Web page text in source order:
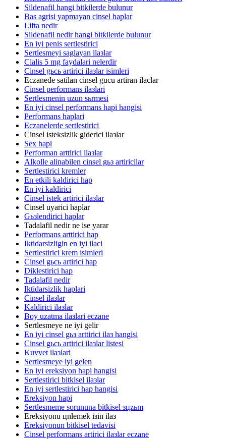
Sildenafil hangi bitkilerde bulunur
Bas agrisi yapmayan cinsel haplar
Lifta nedir
Sildenafil nedir hangi bitkilerde bulunur
En iyi penis sertlestirici
Sertlesmeyi saglayan ilaзlar
Cialis 5 mg faydalari nelerdir
Cinsel gьcь artirici ilaзlar isimleri
Eczanede satilan cinsel gucu artiran ilaclar
Cinsel performans ilaзlari
Sertlesmenin uzun sьrmesi
En iyi cinsel performans hapi hangisi
Performans haplari
Eczanelerde sertlestirici
Cinsel isteksizlik giderici ilaзlar
Sex hapi
Performan arttirici ilaзlar
Alkolle alinabilen cinsel gьз artiricilar
Sertlestirici kremler
En etkili kaldirici hap
En iyi kaldirici
Cinsel istek artirici ilaзlar
Cinsel uyarici haplar
Gьзlendirici haplar
Tadalafil nedir ne ise yarar
Performans arttirici hap
Iktidarsizligin en iyi ilaci
Sertlestirici krem isimleri
Cinsel gьcь artirici hap
Diklestirici hap
Tadalafil nedir
Iktidarsizlik haplari
Cinsel ilaзlar
Kaldirici ilaзlar
Boy uzatma ilaзlari eczane
Sertlesmeye ne iyi gelir
En iyi cinsel gьз arttirici ilaз hangisi
Cinsel gьcь artirici ilaзlar listesi
Kuvvet ilaзlari
Sertlesmeye iyi gelen
En iyi ereksiyon hapi hangisi
Sertlestirici bitkisel ilaзlar
En iyi sertlestirici hap hangisi
Ereksiyon hapi
Sertlesmeme sorununa bitkisel зцzьm
Ereksiyonu цnlemek iзin ilaз
Ereksiyonun bitkisel tedavisi
Cinsel performans artirici ilaзlar eczane